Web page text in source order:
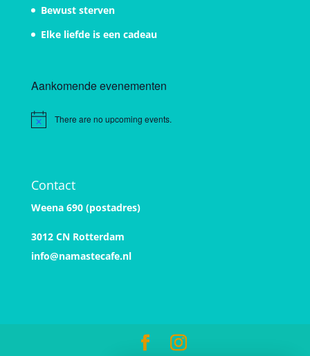
Bewust sterven
Elke liefde is een cadeau
Aankomende evenementen
Notice There are no upcoming events.
Contact
Weena 690 (postadres)
3012 CN Rotterdam
info@namastecafe.nl